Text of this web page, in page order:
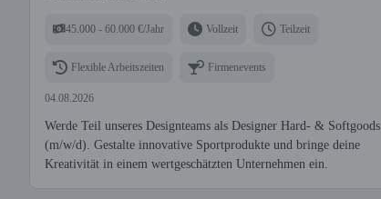
45.000 - 60.000 €/Jahr Vollzeit Teilzeit
Flexible Arbeitszeiten Firmenevents
04.08.2026
Werde Teil unseres Designteams als Designer Hard- & Softgoods
(m/w/d). Gestalte innovative Sportprodukte und bringe deine
Kreativität in einem wertgeschätzten Unternehmen ein.